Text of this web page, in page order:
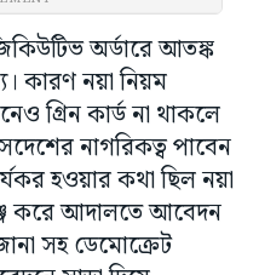
অর্ডারে আতঙ্ক
কারণ নয়া নিয়ম
গ্রিন কার্ড না থাকলে
নাগরিকত্ব পাবেন
হওয়ার কথা ছিল নয়া
করে আদালতে আবেদন
সহ ডেমোক্রেট